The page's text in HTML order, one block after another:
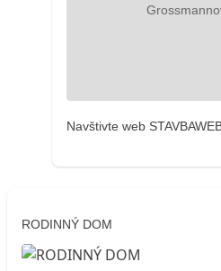
Navštivte web
RODINNÝ DOM